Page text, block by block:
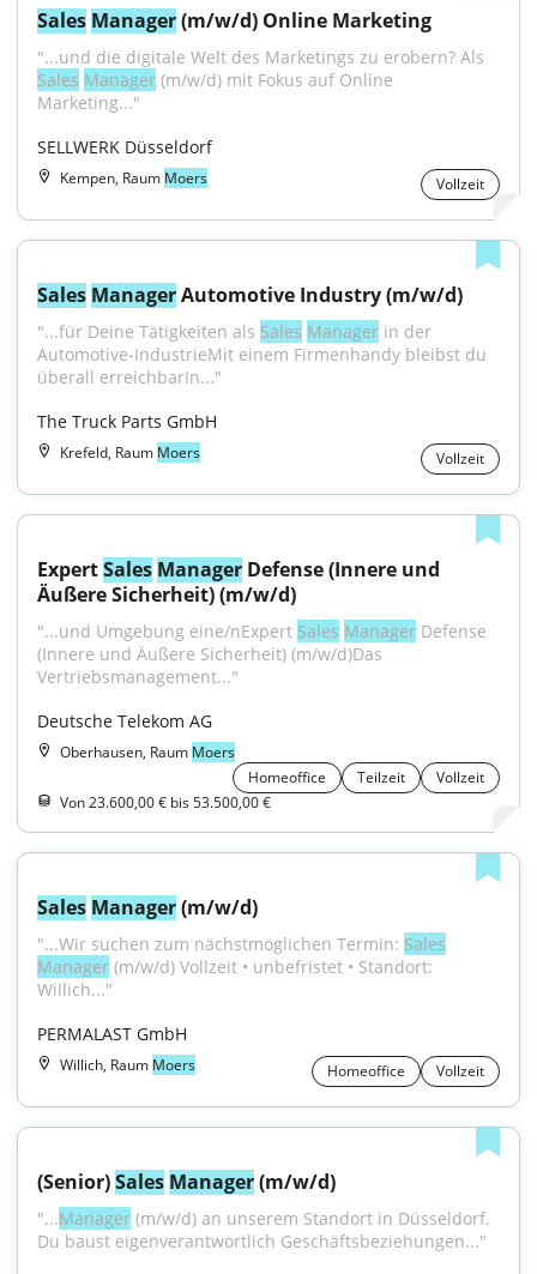
Sales Manager (m/w/d) Online Marketing
Sales Manager (m/w/d) mit Fokus auf Online
Marketing..."
SELLWERK Düsseldorf
Kempen, Raum Moers Vollzeit
Sales Manager Automotive Industry (m/w/d)
"...für Deine Tätigkeiten als Sales Manager in der
Automotive-IndustrieMit einem Firmenhandy bleibst du
überall erreichbarIn..."
The Truck Parts GmbH
Krefeld, Raum Moers Vollzeit
Expert Sales Manager Defense (Innere und
Äußere Sicherheit) (m/w/d)
"...und Umgebung eine/nExpert Sales Manager Defense
(Innere und Äußere Sicherheit) (m/w/d)Das
Vertriebsmanagement..."
Deutsche Telekom AG
Oberhausen, Raum Moers
Homeoffice
Teilzeit
Vollzeit
Von 23.600,00 € bis 53.500,00 €
Sales Manager (m/w/d)
"...Wir suchen zum nächstmöglichen Termin: Sales
Manager (m/w/d) Vollzeit • unbefristet • Standort:
Willich..."
PERMALAST GmbH
Willich, Raum Moers Homeoffice Vollzeit
(Senior) Sales Manager (m/w/d)
"...Manager (m/w/d) an unserem Standort in Düsseldorf.
Du baust eigenverantwortlich Geschäftsbeziehungen..."